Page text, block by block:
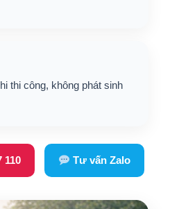
thi công, không phát sinh
110 Tư vấn Zalo